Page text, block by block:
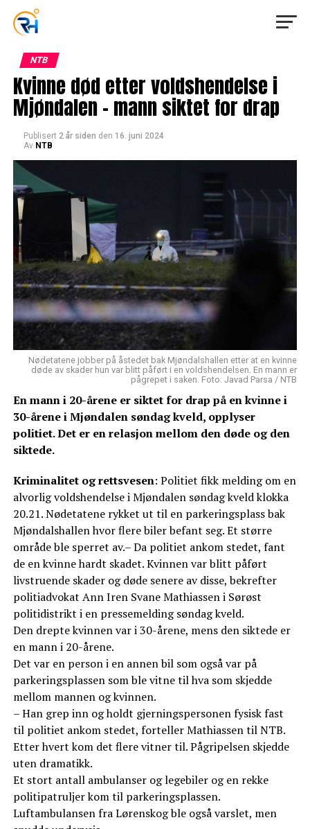
NTB
Kvinne død etter voldshendelse i
Mjøndalen – mann siktet for drap
Publisert 2 år siden den 16. juni 2024
Av NTB
Nødetatene jobber på åstedet bak Mjøndalshallen etter at en kvinne
døde av skader hun var blitt påført i en voldshendelsen. En mann er
pågrepet i saken. Foto: Javad Parsa / NTB
En mann i 20-årene er siktet for drap på en kvinne i
30-årene i Mjøndalen søndag kveld, opplyser
politiet. Det er en relasjon mellom den døde og den
siktede.
Kriminalitet og rettsvesen: Politiet fikk melding om en
alvorlig voldshendelse i Mjøndalen søndag kveld klokka
20.21. Nødetatene rykket ut til en parkeringsplass bak
Mjøndalshallen hvor flere biler befant seg. Et større
område ble sperret av.– Da politiet ankom stedet, fant
de en kvinne hardt skadet. Kvinnen var blitt påført
livstruende skader og døde senere av disse, bekrefter
politiadvokat Ann Iren Svane Mathiassen i Sørøst
politidistrikt i en pressemelding søndag kveld.
Den drepte kvinnen var i 30-årene, mens den siktede er
en mann i 20-årene.
Det var en person i en annen bil som også var på
parkeringsplassen som ble vitne til hva som skjedde
mellom mannen og kvinnen.
– Han grep inn og holdt gjerningspersonen fysisk fast
til politiet ankom stedet, forteller Mathiassen til NTB.
Etter hvert kom det flere vitner til. Pågripelsen skjedde
uten dramatikk.
Et stort antall ambulanser og legebiler og en rekke
politipatruljer kom til parkeringsplassen.
Luftambulansen fra Lørenskog ble også varslet, men